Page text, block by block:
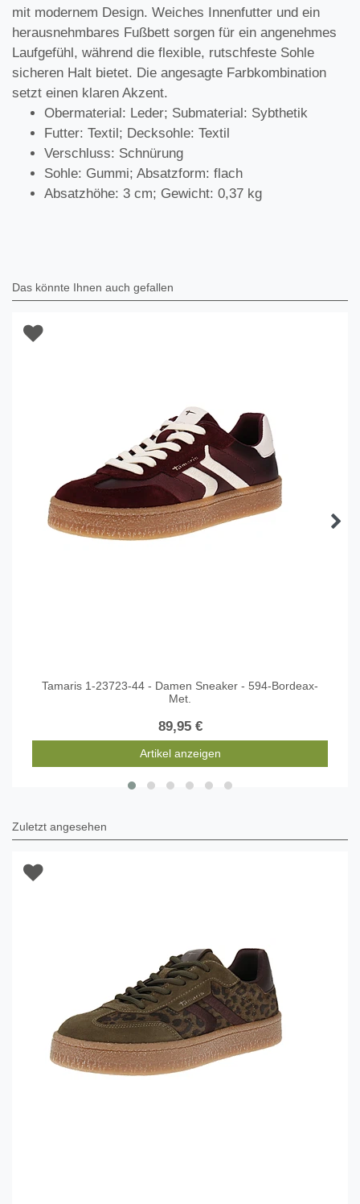
mit modernem Design. Weiches Innenfutter und ein
herausnehmbares Fußbett sorgen für ein angenehmes
Laufgefühl, während die flexible, rutschfeste Sohle
sicheren Halt bietet. Die angesagte Farbkombination
setzt einen klaren Akzent.
Obermaterial: Leder; Submaterial: Sybthetik
Futter: Textil; Decksohle: Textil
Verschluss: Schnürung
Sohle: Gummi; Absatzform: flach
Absatzhöhe: 3 cm; Gewicht: 0,37 kg
Das könnte Ihnen auch gefallen
Tamaris 1-23723-44 - Damen Sneaker - 594-Bordeax-
Met.
89,95 €
Artikel anzeigen
Zuletzt angesehen